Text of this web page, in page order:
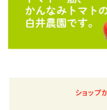
ショップ